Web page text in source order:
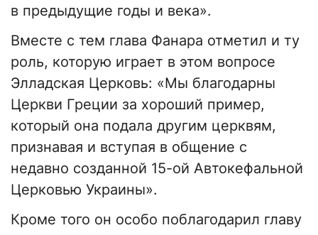
в предыдущие годы и века».
Вместе с тем глава Фанара отметил и ту
роль, которую играет в этом вопросе
Элладская Церковь: «Мы благодарны
Церкви Греции за хороший пример,
который она подала другим церквям,
признавая и вступая в общение с
недавно созданной 15-ой Автокефальной
Церковью Украины».
Кроме того он особо поблагодарил главу